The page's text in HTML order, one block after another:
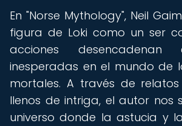
En "Norse Mythology", Neil
figura de Loki como un ser
acciones desencadenan
inesperadas en el mundo de
mortales. A través de
llenos de intriga, el autor nos
universo donde la astucia y